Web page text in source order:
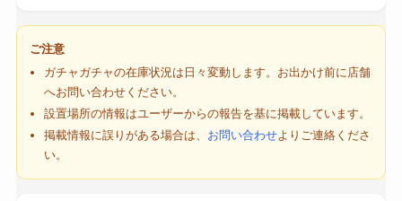
ご注意
ガチャガチャの在庫状況は日々変動します。お出かけ前に店舗
へお問い合わせください。
設置場所の情報はユーザーからの報告を基に掲載しています。
掲載情報に誤りがある場合は、 お問い合わせよりご連絡くださ
い。